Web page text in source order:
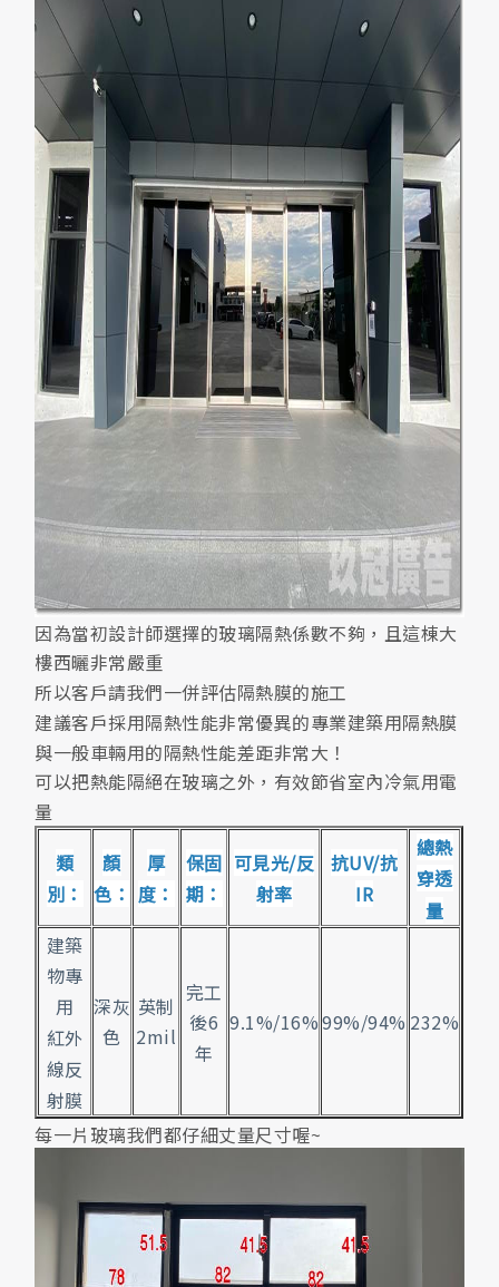
因為當初設計師選擇的玻璃隔熱係數不夠，且這棟大
樓西曬非常嚴重
所以客戶請我們一併評估隔熱膜的施工
建議客戶採用隔熱性能非常優異的專業建築用隔熱膜
與一般車輛用的隔熱性能差距非常大！
可以把熱能隔絕在玻璃之外，有效節省室內冷氣用電
量
類
別：
顏
色：
厚
度：
保固
期：
可見光/反
射率
抗UV/抗
IR
總熱
穿透
量
建築
物專
用
紅外
線反
射膜
深灰
色
英制
2mil
完工
後6
年
9.1%/16%99%/94% 232%
每一片玻璃我們都仔細丈量尺寸喔~